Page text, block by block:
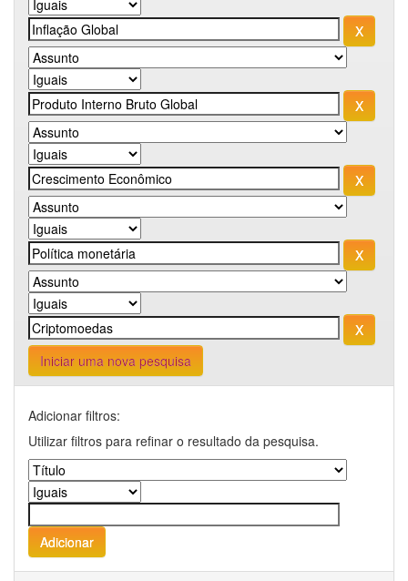
Iniciar uma nova pesquisa
Adicionar filtros:
Utilizar filtros para refinar o resultado da pesquisa.